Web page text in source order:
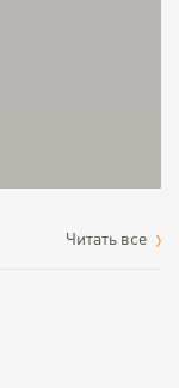
Читать все